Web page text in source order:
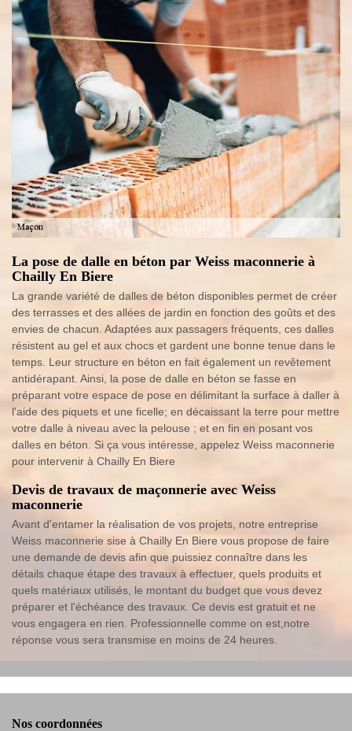
La pose de dalle en béton par Weiss maconnerie à
Chailly En Biere
La grande variété de dalles de béton disponibles permet de créer
des terrasses et des allées de jardin en fonction des goûts et des
envies de chacun. Adaptées aux passagers fréquents, ces dalles
résistent au gel et aux chocs et gardent une bonne tenue dans le
temps. Leur structure en béton en fait également un revêtement
antidérapant. Ainsi, la pose de dalle en béton se fasse en
préparant votre espace de pose en délimitant la surface à daller à
l'aide des piquets et une ficelle; en décaissant la terre pour mettre
votre dalle à niveau avec la pelouse ; et en fin en posant vos
dalles en béton. Si ça vous intéresse, appelez Weiss maconnerie
pour intervenir à Chailly En Biere
Devis de travaux de maçonnerie avec Weiss
maconnerie
Avant d'entamer la réalisation de vos projets, notre entreprise
Weiss maconnerie sise à Chailly En Biere vous propose de faire
une demande de devis afin que puissiez connaître dans les
détails chaque étape des travaux à effectuer, quels produits et
quels matériaux utilisés, le montant du budget que vous devez
préparer et l'échéance des travaux. Ce devis est gratuit et ne
vous engagera en rien. Professionnelle comme on est,notre
réponse vous sera transmise en moins de 24 heures.
Nos coordonnées